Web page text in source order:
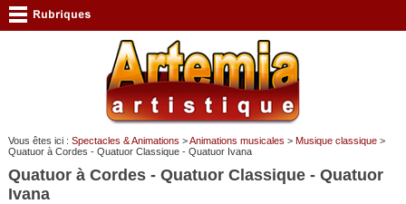
Vous êtes ici : Spectacles & Animations >Animations musicales > Musique classique>
Quatuor à Cordes - Quatuor Classique - Quatuor Ivana
Quatuor à Cordes - Quatuor Classique - Quatuor
Ivana